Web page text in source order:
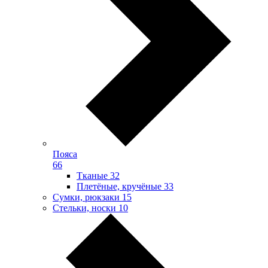
Пояса
66
Тканые 32
Плетёные, кручёные 33
Сумки, рюкзаки 15
Стельки, носки 10